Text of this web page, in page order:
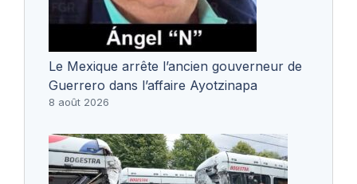
Le Mexique arrête l’ancien gouverneur de
Guerrero dans l’affaire Ayotzinapa
8 août 2026